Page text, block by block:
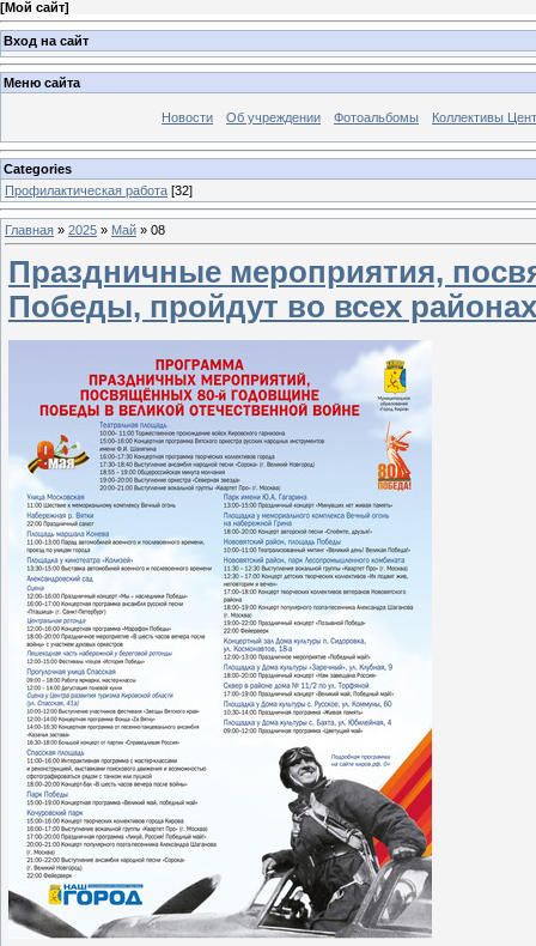
[Мой сайт]
Вход на сайт
Меню сайта
Новости Об учреждении Фотоальбомы Коллективы
Categories
Профилактическая работа [32]
Главная » 2025 » Май » 08
Праздничные мероприятия,
Победы, пройдут во всех